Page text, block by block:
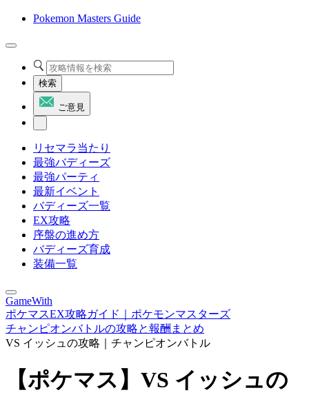
Pokemon Masters Guide
検索
ご意見
リセマラ当たり
最強バディーズ
最強パーティ
最新イベント
バディーズ一覧
EX攻略
序盤の進め方
バディーズ育成
装備一覧
GameWith
ポケマスEX攻略ガイド｜ポケモンマスターズ
チャンピオンバトルの攻略と報酬まとめ
VS イッシュの攻略｜チャンピオンバトル
【ポケマス】VS イッシュの